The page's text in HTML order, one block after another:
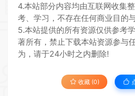
4.本站部分内容均由互联网收集
考、学习，不存在任何商业目的
5.本站提供的所有资源仅供参考
著所有，禁止下载本站资源参与
为，请于24小时之内删除!
收藏 (0)